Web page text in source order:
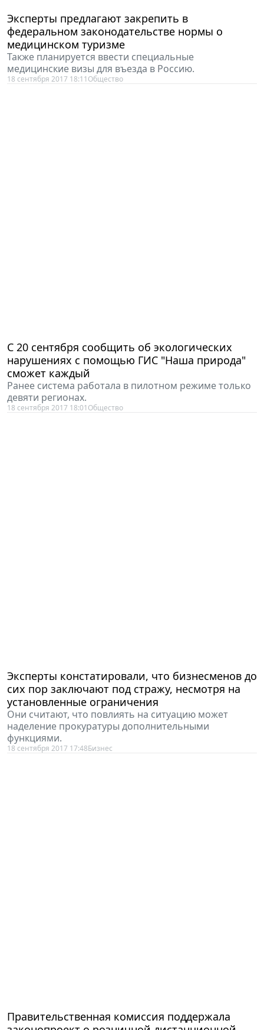
Эксперты предлагают закрепить в
федеральном законодательстве нормы о
медицинском туризме
Также планируется ввести специальные
медицинские визы для въезда в Россию.
18 сентября 2017 18:11 Общество
C 20 сентября сообщить об экологических
нарушениях с помощью ГИС "Наша природа"
сможет каждый
Ранее система работала в пилотном режиме только
девяти регионах.
18 сентября 2017 18:01 Общество
Эксперты констатировали, что бизнесменов до
сих пор заключают под стражу, несмотря на
установленные ограничения
Они считают, что повлиять на ситуацию может
наделение прокуратуры дополнительными
функциями.
18 сентября 2017 17:48Бизнес
Правительствeнная комиссия поддержала